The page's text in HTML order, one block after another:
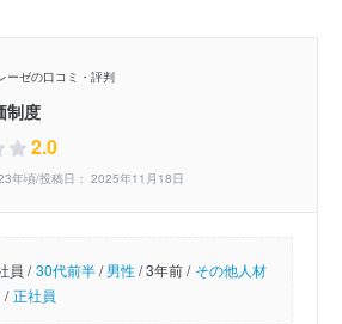
ーゼの口コミ・評判
制度
2.0
年頃/投稿日： 2025年11月18日
員 / 30代前半/男性/3年前 / その他人材
/ 正社員